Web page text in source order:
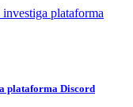
plataforma Discord